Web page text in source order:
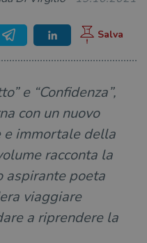
e “Confidenza”,
con un nuovo
e immortale della
racconta la
aspirante poeta
viaggiare
a riprendere la